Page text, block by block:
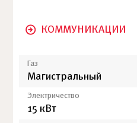
КОММУНИКАЦИИ
Газ
Магистральный
Электричество
15 кВт